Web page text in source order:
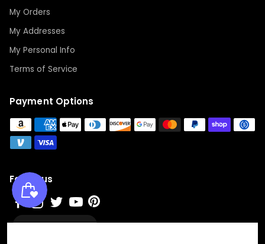
My Orders
My Addresses
My Personal Info
Terms of Service
Payment Options
Follow us